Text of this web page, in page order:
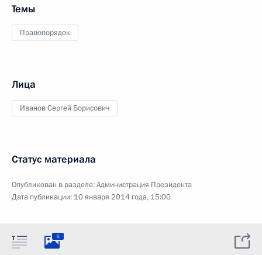
Темы
Правопорядок
Лица
Иванов Сергей Борисович
Статус материала
Опубликован в разделе:Администрация Президента
Дата публикации: 10 января 2014 года, 15:00
5